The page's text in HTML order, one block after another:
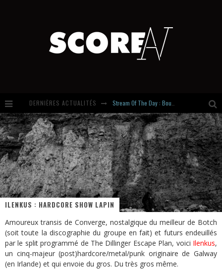
DERNIÈRES ACTUALITÉS
Russian Circles share « Empath » & « Eluvial » singles. Same Language. Different Damage.
Hardcore, Actually. Meet Cút Lộn
Introducing Newcomer : Gudewife
ILENKUS : HARDCORE SHOW LAPIN
Amoureux transis de Converge, nostalgique du meilleur de Botch
(soit toute la discographie du groupe en fait) et futurs endeuillés
par le split programmé de The Dillinger Escape Plan, voici Ilenkus,
un cinq-majeur (post)hardcore/metal/punk originaire de Galway
(en Irlande) et qui envoie du gros. Du très gros même.